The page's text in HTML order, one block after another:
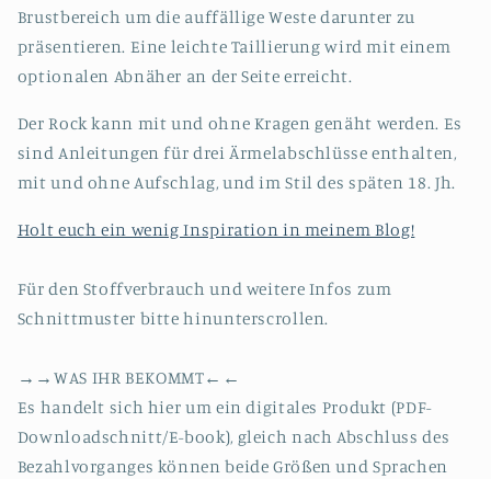
Brustbereich um die auffällige Weste darunter zu
präsentieren. Eine leichte Taillierung wird mit einem
optionalen Abnäher an der Seite erreicht.
Der Rock kann mit und ohne Kragen genäht werden. Es
sind Anleitungen für drei Ärmelabschlüsse enthalten,
mit und ohne Aufschlag, und im Stil des späten 18. Jh.
Holt euch ein wenig Inspiration in meinem Blog!
Für den Stoffverbrauch und weitere Infos zum
Schnittmuster bitte hinunterscrollen.
→→WAS IHR BEKOMMT←←
Es handelt sich hier um ein digitales Produkt (PDF-
Downloadschnitt/E-book), gleich nach Abschluss des
Bezahlvorganges können beide Größen und Sprachen